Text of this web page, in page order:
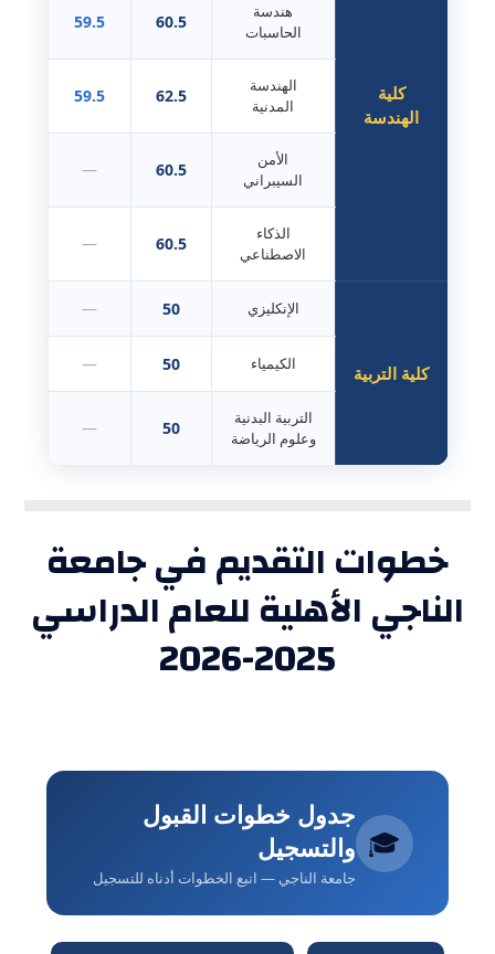
كلية
الهندسة
هندسة
الحاسبات
60.5
59.5
الهندسة
المدنية
62.5
59.5
الأمن
السيبراني
60.5
—
الذكاء
الاصطناعي
60.5
—
كلية التربية
الإنكليزي 50
—
الكيمياء 50
—
التربية البدنية
وعلوم الرياضة
50
—
خطوات التقديم في جامعة
الناجي الأهلية للعام الدراسي
2025-2026
🎓
جدول خطوات القبول
والتسجيل
جامعة الناجي — اتبع الخطوات أدناه للتسجيل